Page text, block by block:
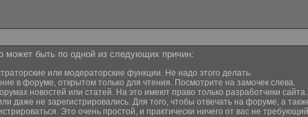
может быть по одной из следующих причин:
или модераторские функции. Не надо этого делать.
в форуме, открытом только для чтения. Посмотрите на замочек слева.
новостей или статей. На это имеют право только разработчики сайта.
даже не зарегистрировались. Для того, чтобы отвечать на форуме, а
Это очень простой, и практически ничего от вас не